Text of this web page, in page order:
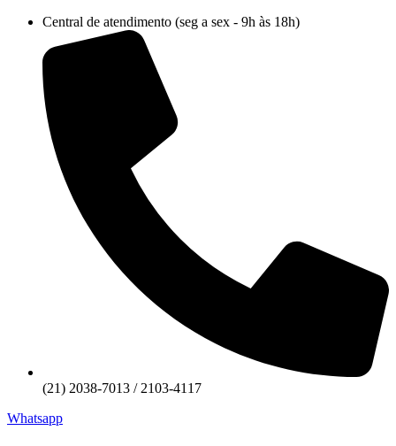
conteúdo
Central de atendimento (seg a sex - 9h às 18h)
(21) 2038-7013 / 2103-4117
Whatsapp